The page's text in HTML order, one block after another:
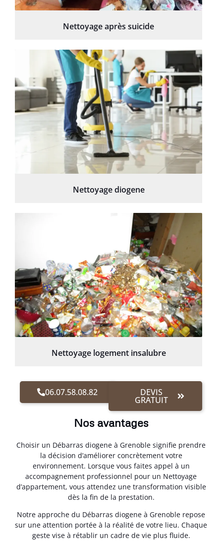
Nettoyage après suicide
Nettoyage diogene
Nettoyage logement insalubre
06.07.58.08.82 DEVIS
GRATUIT
Nos avantages
Choisir un Débarras diogene à Grenoble signifie prendre
la décision d’améliorer concrètement votre
environnement. Lorsque vous faites appel à un
accompagnement professionnel pour un Nettoyage
d’appartement, vous attendez une transformation visible
dès la fin de la prestation.
Notre approche du Débarras diogene à Grenoble repose
sur une attention portée à la réalité de votre lieu. Chaque
geste vise à rétablir un cadre de vie plus fluide.